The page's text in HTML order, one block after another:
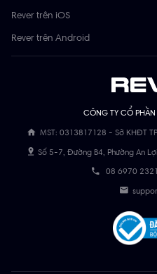
CÔNG TY CỔ
MST: 0313817128 - Sở KHĐT
Số 5-7, Đường B4, Phường An
08 6970 2321
Rever trên iOS
Rever trên Android